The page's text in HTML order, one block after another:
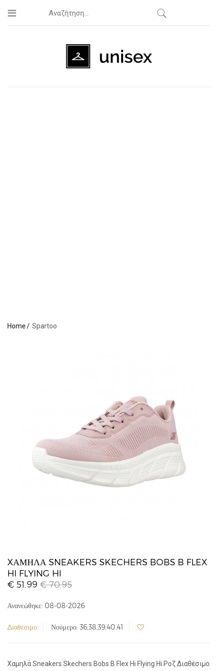
Home Spartoo
XΑΜΗΛΆ SNEAKERS SKECHERS BOBS B FLEX
HI FLYING HI
€ 51.99 € 70.95
Ανανεώθηκε: 08-08-2026
Διαθέσιμο Νούμερο: 36,38,39,40,41
Xαμηλά Sneakers Skechers Bobs B Flex Hi Flying Hi Ροζ Διαθέσιμο